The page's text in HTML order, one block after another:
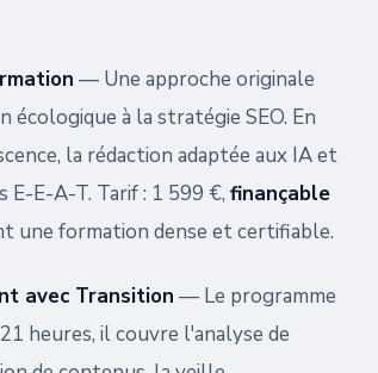
— Une approche originale
à la stratégie SEO. En
la rédaction adaptée aux IA et
E-A-T. Tarif : 1 599 €, finançable
une formation dense et certifiable.
avec Transition — Le programme
heures, il couvre l'analyse de